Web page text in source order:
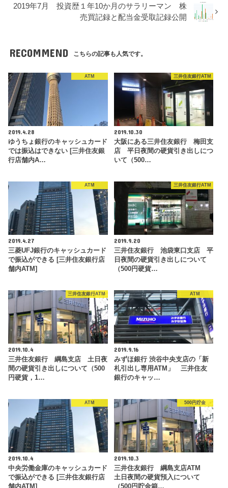
2019年7月 投資歴１年10か月のサラリーマン 株
売買記録と配当金受取記録公開
RECOMMEND こちらの記事も人気です。
ATM
2019.4.28
ゆうちょ銀行のキャッシュカード
では振込はできない [三井住友銀
行店舗内A…
三井住友銀行ATM
2019.10.30
大阪にある三井住友銀行 梅田支
店 平日夜間の硬貨引き出しにつ
いて（500…
ATM
2019.4.27
三菱UFJ銀行のキャッシュカード
で振込ができる [三井住友銀行店
舗内ATM]
三井住友銀行ATM
2019.9.20
三井住友銀行 池袋東口支店 平
日夜間の硬貨引き出しについて
（500円硬貨…
三井住友銀行ATM
2019.10.4
三井住友銀行 綱島支店 土日夜
間の硬貨引き出しについて（500
円硬貨，1…
ATM
2019.9.16
みずほ銀行 渋谷中央支店の「新
札引出し専用ATM」 三井住友
銀行のキャッ…
ATM
2019.10.4
中央労働金庫のキャッシュカード
で振込ができる [三井住友銀行店
舗内ATM]
500円貯金
2019.10.3
三井住友銀行 綱島支店ATM
土日夜間の硬貨預入について
（500円貯金箱…